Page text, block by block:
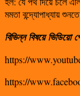
মমতা বন্দ্যোপাধ্যায়
বিভিন্ন বিষয়ে ভিডিয়ো
https://
https://